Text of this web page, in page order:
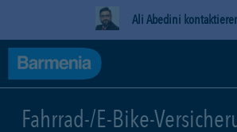
Ali Abedini
Fahrrad-/E-Bike-